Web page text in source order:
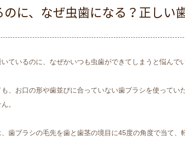
のに、なぜ虫歯になる？正し
いているのに、なぜかいつも虫歯ができてしまうと悩んで
も、お口の形や歯並びに合っていない歯ブラシを使って
。
、歯ブラシの毛先を歯と歯茎の境目に45度の角度で当て